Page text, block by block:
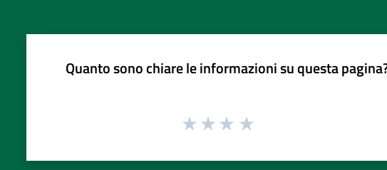
Quanto sono chiare le informazioni su questa